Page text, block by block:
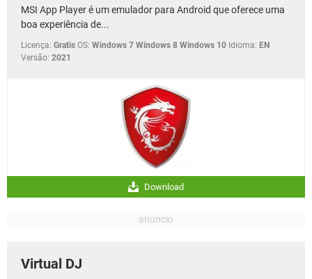
MSI App Player é um emulador para Android que oferece uma
boa experiência de...
Licença: Gratis OS: Windows 7 Windows 8 Windows 10 Idioma: EN
Versão: 2021
Download
Virtual DJ